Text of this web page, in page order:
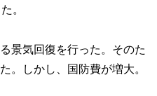
。
景気回復を行った。そのた
。しかし、国防費が増大。